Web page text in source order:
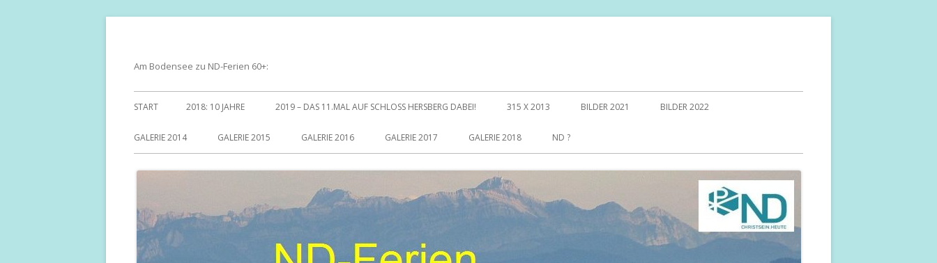
Am Bodensee zu ND-Ferien 60+:
Primäres
Menü
START 2018: 10 JAHRE 2019 – DAS 11.MAL AUF SCHLOSS HERSBERG DABEI! 315 X 2013 BILDER 2021 BILDER 2022
GALERIE 2014 GALERIE 2015 GALERIE 2016 GALERIE 2017 GALERIE 2018 ND ?